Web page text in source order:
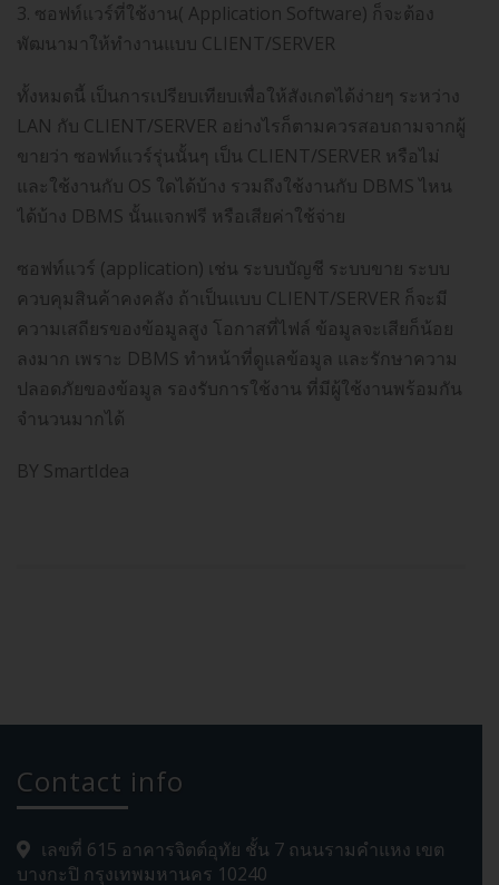
3. ซอฟท์แวร์ที่ใช้งาน( Application Software) ก็จะต้อง
พัฒนามาให้ทำงานแบบ CLIENT/SERVER
ทั้งหมดนี้ เป็นการเปรียบเทียบเพื่อให้สังเกตได้ง่ายๆ ระหว่าง
LAN กับ CLIENT/SERVER อย่างไรก็ตามควรสอบถามจากผู้
ขายว่า ซอฟท์แวร์รุ่นนั้นๆ เป็น CLIENT/SERVER หรือไม่
และใช้งานกับ OS ใดได้บ้าง รวมถึงใช้งานกับ DBMS ไหน
ได้บ้าง DBMS นั้นแจกฟรี หรือเสียค่าใช้จ่าย
ซอฟท์แวร์ (application) เช่น ระบบบัญชี ระบบขาย ระบบ
ควบคุมสินค้าคงคลัง ถ้าเป็นแบบ CLIENT/SERVER ก็จะมี
ความเสถียรของข้อมูลสูง โอกาสที่ไฟล์ ข้อมูลจะเสียก็น้อย
ลงมาก เพราะ DBMS ทำหน้าที่ดูแลข้อมูล และรักษาความ
ปลอดภัยของข้อมูล รองรับการใช้งาน ที่มีผู้ใช้งานพร้อมกัน
จำนวนมากได้
BY SmartIdea
Contact info
เลขที่ 615 อาคารจิตต์อุทัย ชั้น 7 ถนนรามคำแหง เขต
บางกะปิ กรุงเทพมหานคร 10240